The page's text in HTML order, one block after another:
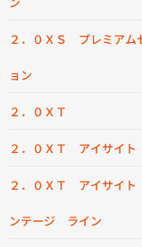
２．０ＸＳ プレミアム
ョン
２．０ＸＴ
２．０ＸＴ アイサイト
２．０ＸＴ アイサイ
ンテージ ライン